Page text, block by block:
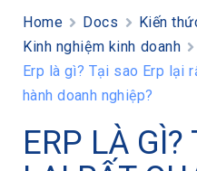
Home Docs
Kiến
Kinh nghiệm kinh doanh
Erp là gì? Tại sao Erp lại
hành doanh nghiệp?
ERP LÀ GÌ?